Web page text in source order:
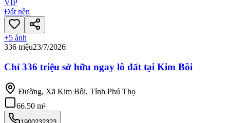
VIP
Đất nền
+5 ảnh
336 triệu23/7/2026
Chỉ 336 triệu sở hữu ngay lô đất tại Kim Bôi
Đường, Xã Kim Bôi, Tỉnh Phú Thọ
66.50 m²